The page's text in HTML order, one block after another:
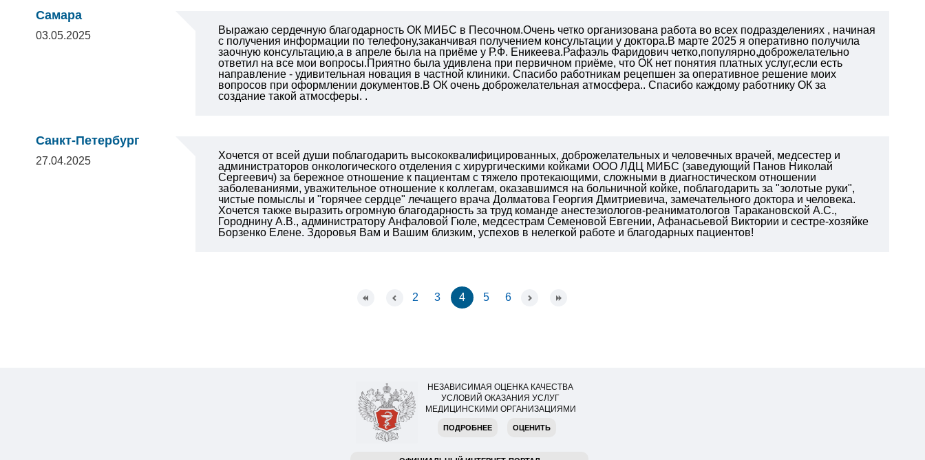
Самара
03.05.2025 Выражаю сердечную благодарность ОК МИБС в Песочном.Очень четко организована работа во всех подразделениях , начиная
с получения информации по телефону,заканчивая получением консультации у доктора.В марте 2025 я оперативно получила
заочную консультацию,а в апреле была на приёме у Р.Ф. Еникеева.Рафаэль Фаридович четко,популярно,доброжелательно
ответил на все мои вопросы.Приятно была удивлена при первичном приёме, что ОК нет понятия платных услуг,если есть
направление - удивительная новация в частной клиники. Спасибо работникам рецепшен за оперативное решение моих
вопросов при оформлении документов.В ОК очень доброжелательная атмосфера.. Спасибо каждому работнику ОК за
создание такой атмосферы. .
Санкт-Петербург
27.04.2025
Хочется от всей души поблагодарить высококвалифицированных, доброжелательных и человечных врачей, медсестер и
администраторов онкологического отделения с хирургическими койками ООО ЛДЦ МИБС (заведующий Панов Николай
Сергеевич) за бережное отношение к пациентам с тяжело протекающими, сложными в диагностическом отношении
заболеваниями, уважительное отношение к коллегам, оказавшимся на больничной койке, поблагодарить за "золотые руки",
чистые помыслы и "горячее сердце" лечащего врача Долматова Георгия Дмитриевича, замечательного доктора и человека.
Хочется также выразить огромную благодарность за труд команде анестезиологов-реаниматологов Таракановской А.С.,
Городнину А.В., администратору Анфаловой Гюле, медсестрам Семеновой Евгении, Афанасьевой Виктории и сестре-хозяйке
Борзенко Елене. Здоровья Вам и Вашим близким, успехов в нелегкой работе и благодарных пациентов!
2 3 4 5 6
НЕЗАВИСИМАЯ ОЦЕНКА КАЧЕСТВА
УСЛОВИЙ ОКАЗАНИЯ УСЛУГ
МЕДИЦИНСКИМИ ОРГАНИЗАЦИЯМИ
ПОДРОБНЕЕ ОЦЕНИТЬ